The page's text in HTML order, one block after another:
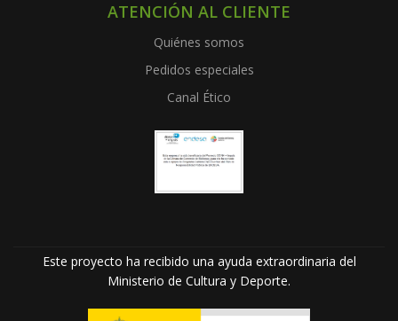
ATENCIÓN AL CLIENTE
Quiénes somos
Pedidos especiales
Canal Ético
Este proyecto ha recibido una ayuda extraordinaria del
Ministerio de Cultura y Deporte.